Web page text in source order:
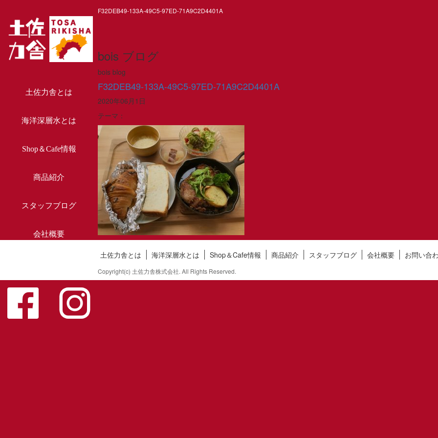
F32DEB49-133A-49C5-97ED-71A9C2D4401A
土佐力舎とは
海洋深層水とは
Shop＆Cafe情報
商品紹介
スタッフブログ
会社概要
bois ブログ
bois blog
F32DEB49-133A-49C5-97ED-71A9C2D4401A
2020年06月1日
テーマ：
土佐力舎とは 海洋深層水とは Shop＆Cafe情報 商品紹介 スタッフブログ 会社概要 お問い合
Copyright(c) 土佐力舎株式会社. All Rights Reserved.